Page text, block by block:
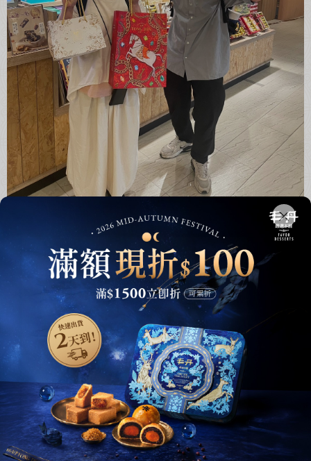
YONYON'S 推薦
日本知名YouTuber yonyon 在2024年9月來台灣旅行一個
月，最後一天特地來到 丰丹嚴選本舖 京站門市，購買鳳梨酥
並拍攝影片分享給粉絲！ 我們的鳳梨酥嚴選 台灣在地土鳳梨
與金鑽鳳梨，完美融合酸甜風味，絕不添加蔬菜泥，保留最
純粹的鳳梨香氣。
LEARN MORE